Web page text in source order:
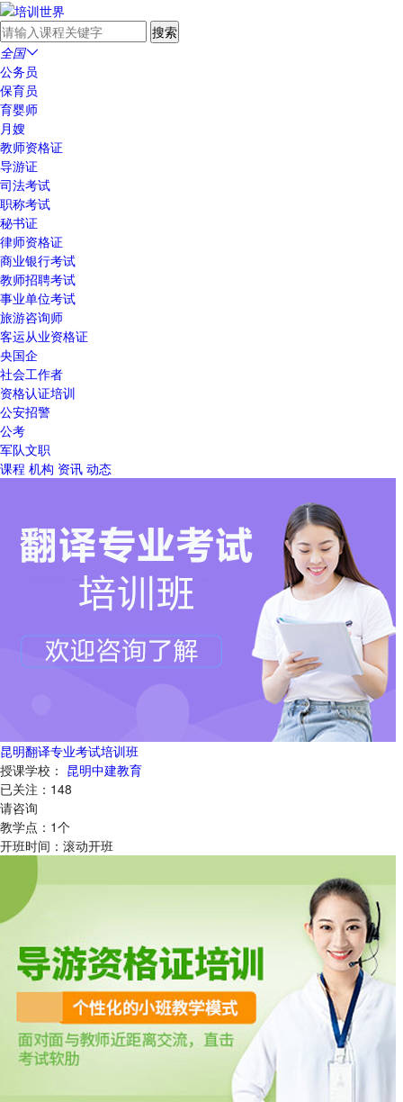
全国
公务员
保育员
育婴师
月嫂
教师资格证
导游证
司法考试
职称考试
秘书证
律师资格证
商业银行考试
教师招聘考试
事业单位考试
旅游咨询师
客运从业资格证
央国企
社会工作者
资格认证培训
公安招警
公考
军队文职
课程 机构 资讯 动态
昆明翻译专业考试培训班
授课学校： 昆明中建教育
已关注： 148
请咨询
教学点： 1个
开班时间： 滚动开班